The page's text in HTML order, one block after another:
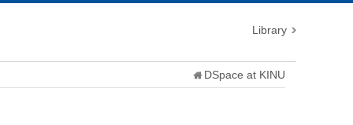
Library
DSpace at KINU